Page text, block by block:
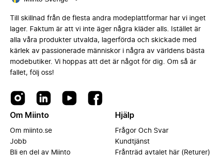
Till skillnad från de flesta andra modeplattformar har vi inget
lager. Faktum är att vi inte äger några kläder alls. Istället är
alla våra produkter utvalda, lagerförda och skickade med
kärlek av passionerade människor i några av världens bästa
modebutiker. Vi hoppas att det är något för dig. Om så är
fallet, följ oss!
Om Miinto
Om miinto.se
Jobb
Bli en del av Miinto
Hjälp
Frågor Och Svar
Kundtjänst
Frånträd avtalet här (Returer)